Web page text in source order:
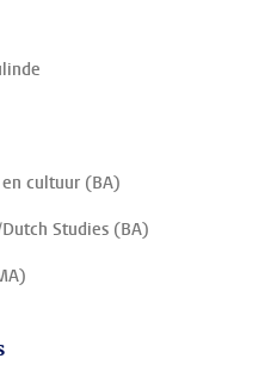
cultuur (BA)
Studies (BA)